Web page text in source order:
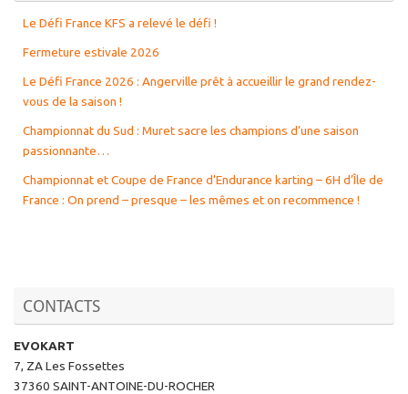
Le Défi France KFS a relevé le défi !
Fermeture estivale 2026
Le Défi France 2026 : Angerville prêt à accueillir le grand rendez-
vous de la saison !
Championnat du Sud : Muret sacre les champions d’une saison
passionnante…
Championnat et Coupe de France d’Endurance karting – 6H d’Île de
France : On prend – presque – les mêmes et on recommence !
CONTACTS
EVOKART
7, ZA Les Fossettes
37360 SAINT-ANTOINE-DU-ROCHER